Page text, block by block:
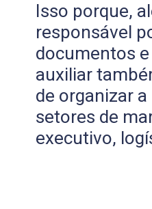
Isso porque,
responsável
documentos
auxiliar
de organizar
setores de
executivo,